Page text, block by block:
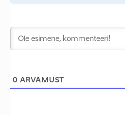
0 ARVAMUST